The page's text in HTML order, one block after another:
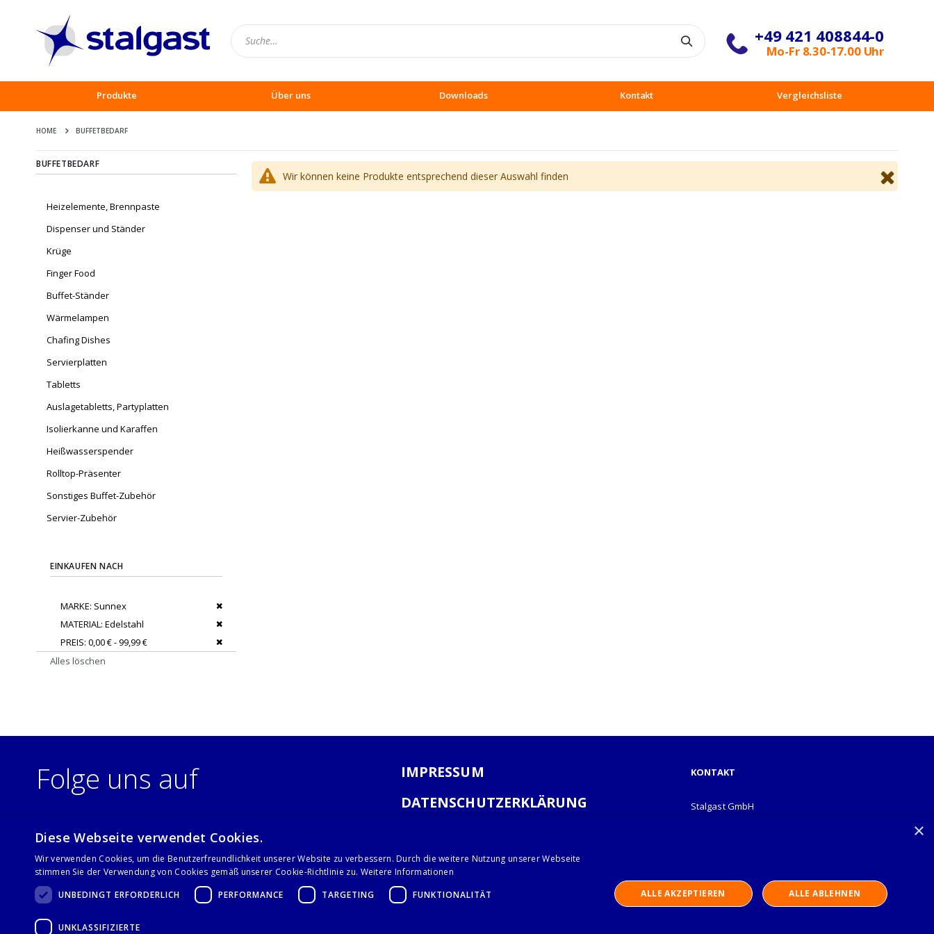
+49 421 408844-0
Mo-Fr 8.30-17.00 Uhr
Produkte Über uns Downloads Kontakt Vergleichsliste
HOME BUFFETBEDARF
Wir können keine Produkte entsprechend dieser Auswahl finden
BUFFETBEDARF
Heizelemente, Brennpaste
Dispenser und Ständer
Krüge
Finger Food
Buffet-Ständer
Wärmelampen
Chafing Dishes
Servierplatten
Tabletts
Auslagetabletts, Partyplatten
Isolierkanne und Karaffen
Heißwasserspender
Rolltop-Präsenter
Sonstiges Buffet-Zubehör
Servier-Zubehör
EINKAUFEN NACH
MARKE Sunnex
Dies entfernen
MATERIAL Edelstahl
Dies entfernen
PREIS 0,00 € - 99,99 €
Dies entfernen
Alles löschen
Folge uns auf
IMPRESSUM
DATENSCHUTZERKLÄRUNG
KONTAKT
Stalgast GmbH
×
Diese Webseite verwendet Cookies.
Wir verwenden Cookies, um die Benutzerfreundlichkeit unserer Website zu verbessern. Durch die weitere Nutzung unserer Webseite
stimmen Sie der Verwendung von Cookies gemäß unserer Cookie-Richtlinie zu. Weitere Informationen
UNBEDINGT ERFORDERLICH
PERFORMANCE TARGETING FUNKTIONALITÄT
UNKLASSIFIZIERTE
ALLE AKZEPTIEREN ALLE ABLEHNEN